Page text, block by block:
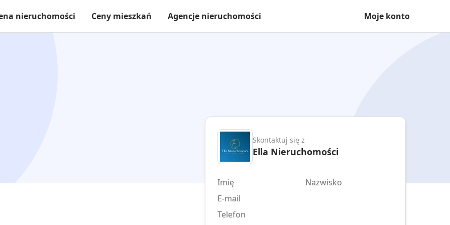
nieruchomości Ceny mieszkań Agencje nieruchomości Moje konto
Skontaktuj się z
Ella Nieruchomości